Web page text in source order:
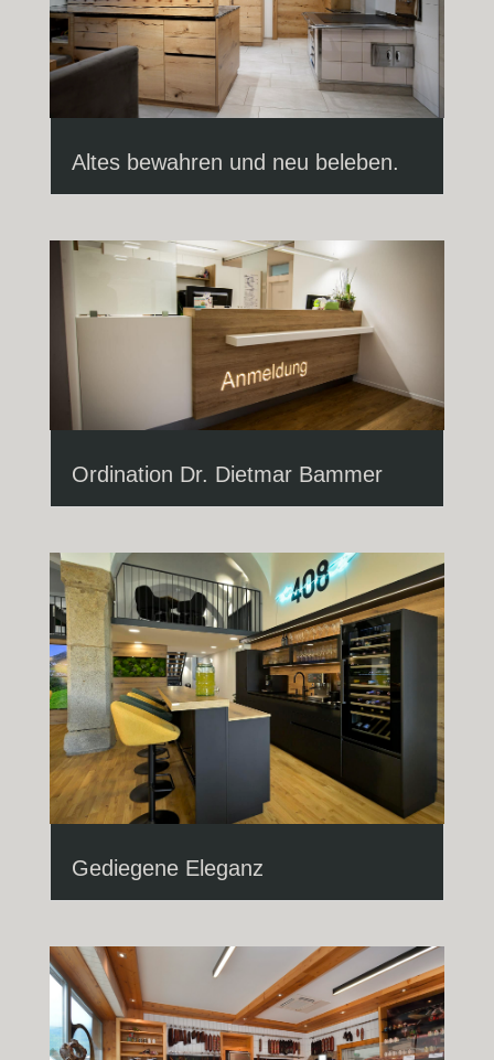
Altes bewahren und neu beleben.
Ordination Dr. Dietmar Bammer
Gediegene Eleganz